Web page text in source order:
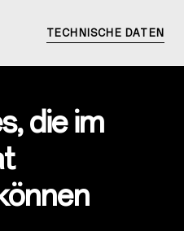
TECHNISCHE DATEN
die im